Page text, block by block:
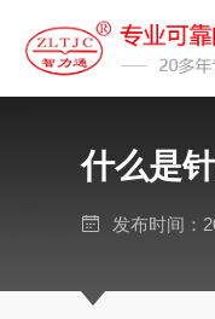
什么是
发布时间：